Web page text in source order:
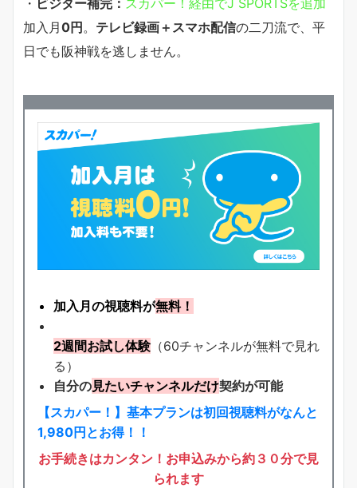
加入月0円。 テレビ録画＋スマホ配信の二刀流で、平
日でも阪神戦を逃しません。
加入月の視聴料が無料！
2週間お試し体験（60チャンネルが無料で見れ
る）
自分の見たいチャンネルだけ契約が可能
【スカパー！】基本プランは初回視聴料がなんと
1,980円とお得！！
お手続きはカンタン！お申込みから約３０分で見
られます